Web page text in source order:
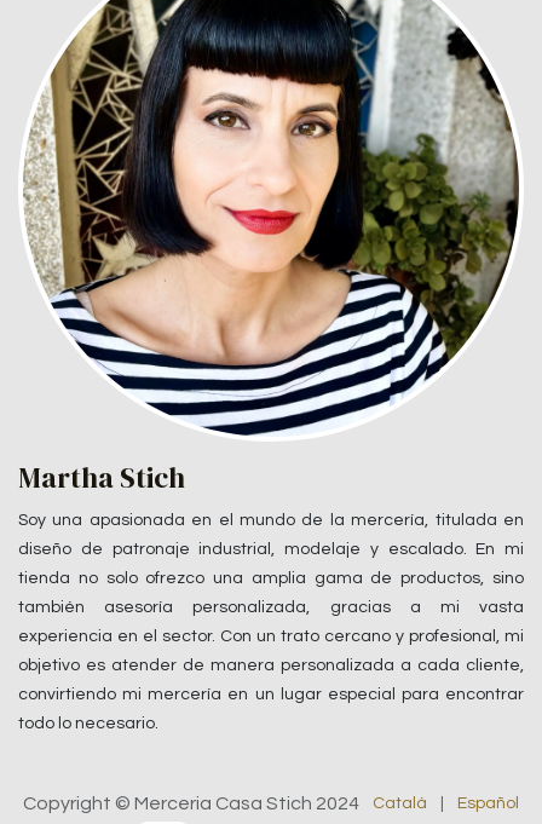
Martha Stich
Soy una apasionada en el mundo de la mercería, titulada en
diseño de patronaje industrial, modelaje y escalado. En mi
tienda no solo ofrezco una amplia gama de productos, sino
también asesoría personalizada, gracias a mi vasta
experiencia en el sector. Con un trato cercano y profesional, mi
objetivo es atender de manera personalizada a cada cliente,
convirtiendo mi mercería en un lugar especial para encontrar
todo lo necesario.
Copyright © Merceria Casa Stich 2024 Català Español